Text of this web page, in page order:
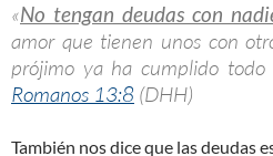
«No tengan deudas con
amor que tienen unos con
prójimo ya ha cumplido
Romanos 13:8 (DHH)
También nos dice que las deudas